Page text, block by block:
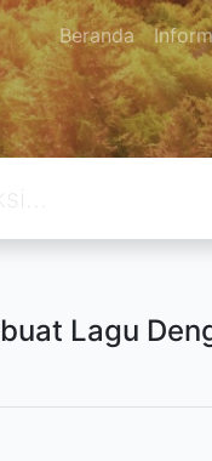
Beranda
Lagu